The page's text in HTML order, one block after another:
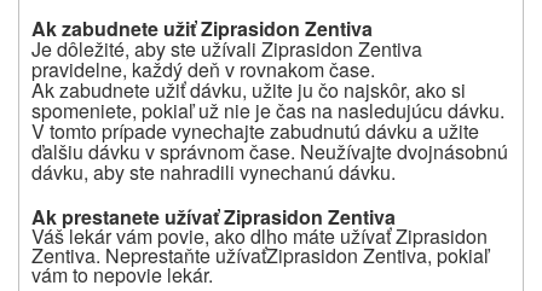
Ak zabudnete užiťZiprasidon Zentiva
Je dôležité, aby ste užívali Ziprasidon Zentiva
pravidelne, každý deň v rovnakom čase.
Ak zabudnete užiť dávku, užite ju čo najskôr, ako si
spomeniete, pokiaľ už nie je čas na nasledujúcu dávku.
V tomto prípade vynechajte zabudnutú dávku a užite
ďalšiu dávku v správnom čase. Neužívajte dvojnásobnú
dávku, aby ste nahradili vynechanú dávku.
Ak prestanete užívaťZiprasidon Zentiva
Váš lekár vám povie, ako dlho máte užívať Ziprasidon
Zentiva. Neprestaňte užívaťZiprasidon Zentiva, pokiaľ
vám to nepovie lekár.